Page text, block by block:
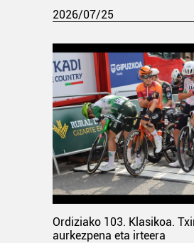
2026/07/25
Ordiziako 103. Klasikoa.
aurkezpena eta irteera